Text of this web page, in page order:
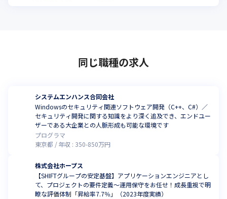
同じ職種の求人
システムエンハンス合同会社
Windowsのセキュリティ関連ソフトウェア開発（C++、C#）／
セキュリティ開発に関する知識をより深く追及でき、エンドユー
ザーである大企業との人脈形成も可能な環境です
プログラマ
東京都
年収 : 350-850万円
株式会社ホープス
【SHIFTグループの安定基盤】アプリケーションエンジニアとし
て、プロジェクトの要件定義～運用保守をお任せ！成長重視で明
瞭な評価体制「昇給率7.7％」（2023年度実績）